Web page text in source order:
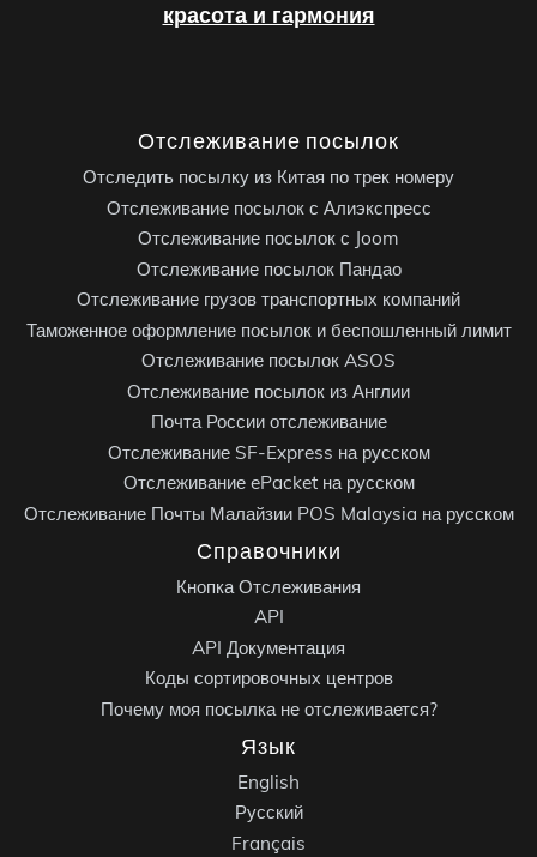
красота и гармония
Отслеживание посылок
Отследить посылку из Китая по трек номеру
Отслеживание посылок с Алиэкспресс
Отслеживание посылок с Joom
Отслеживание посылок Пандао
Отслеживание грузов транспортных компаний
Таможенное оформление посылок и беспошленный лимит
Отслеживание посылок ASOS
Отслеживание посылок из Англии
Почта России отслеживание
Отслеживание SF-Express на русском
Отслеживание ePacket на русском
Отслеживание Почты Малайзии POS Malaysia на русском
Справочники
Кнопка Отслеживания
API
API Документация
Коды сортировочных центров
Почему моя посылка не отслеживается?
Язык
English
Русский
Français